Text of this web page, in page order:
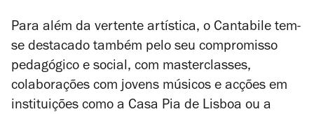
Para além da vertente artística, o Cantabile tem-
se destacado também pelo seu compromisso
pedagógico e social, com masterclasses,
colaborações com jovens músicos e acções em
instituições como a Casa Pia de Lisboa ou a